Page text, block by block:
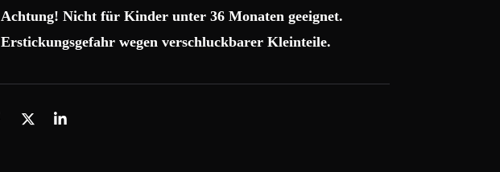
Achtung! Nicht für Kinder unter 36 Monaten geeignet.
Erstickungsgefahr wegen verschluckbarer Kleinteile.
T
T